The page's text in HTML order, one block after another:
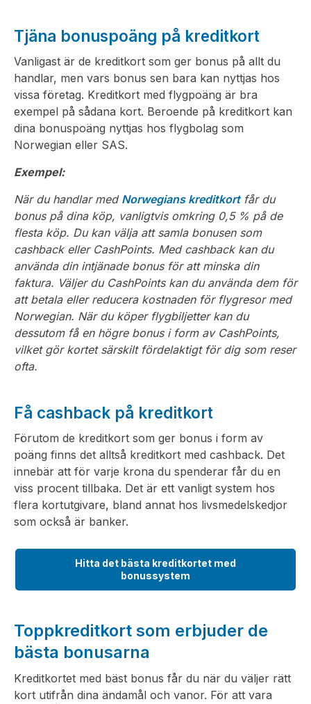
Tjäna bonuspoäng på kreditkort
Vanligast är de kreditkort som ger bonus på allt du
handlar, men vars bonus sen bara kan nyttjas hos
vissa företag. Kreditkort med flygpoäng är bra
exempel på sådana kort. Beroende på kreditkort kan
dina bonuspoäng nyttjas hos flygbolag som
Norwegian eller SAS.
Exempel:
När du handlar med Norwegians kreditkortfår du
bonus på dina köp, vanligtvis omkring 0,5 % på de
flesta köp. Du kan välja att samla bonusen som
cashback eller CashPoints. Med cashback kan du
använda din intjänade bonus för att minska din
faktura. Väljer du CashPoints kan du använda dem för
att betala eller reducera kostnaden för flygresor med
Norwegian. När du köper flygbiljetter kan du
dessutom få en högre bonus i form av CashPoints,
vilket gör kortet särskilt fördelaktigt för dig som reser
ofta.
Få cashback på kreditkort
Förutom de kreditkort som ger bonus i form av
poäng finns det alltså kreditkort med cashback. Det
innebär att för varje krona du spenderar får du en
viss procent tillbaka. Det är ett vanligt system hos
flera kortutgivare, bland annat hos livsmedelskedjor
som också är banker.
Hitta det bästa kreditkortet med
bonussystem
Toppkreditkort som erbjuder de
bästa bonusarna
Kreditkortet med bäst bonus får du när du väljer rätt
kort utifrån dina ändamål och vanor. För att vara